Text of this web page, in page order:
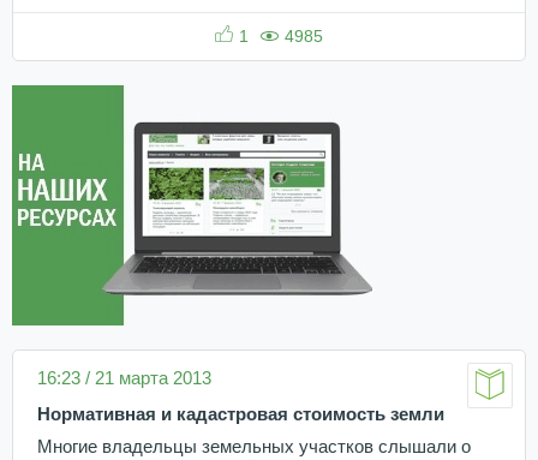
1 4985
16:23 / 21 марта 2013
Нормативная и кадастровая стоимость земли
Многие владельцы земельных участков слышали о